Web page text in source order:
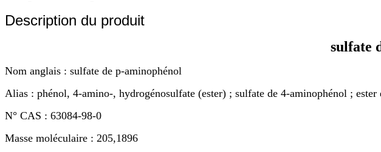
Description du produit
sulfate
Nom anglais : sulfate de p-aminophénol
Alias : phénol, 4-amino-, hydrogénosulfate (ester) ; sulfate de 4-aminophénol ;
N° CAS : 63084-98-0
Masse moléculaire : 205,1896